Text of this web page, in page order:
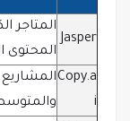
Jasper
المتاجر
المحتوى
Copy.a
i